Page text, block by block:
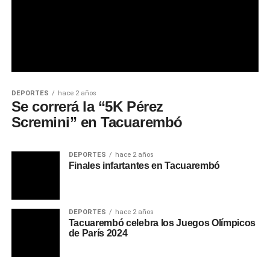
DEPORTES hace 2 años
Se correrá la “5K Pérez
Scremini” en Tacuarembó
DEPORTES hace 2 años
Finales infartantes en Tacuarembó
DEPORTES hace 2 años
Tacuarembó celebra los Juegos Olímpicos
de París 2024